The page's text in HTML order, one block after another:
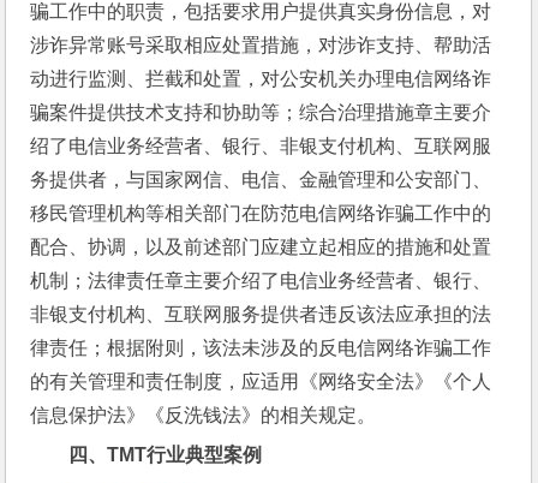
骗工作中的职责，包括要求用户提供真实身份信息，对
涉诈异常账号采取相应处置措施，对涉诈支持、帮助活
动进行监测、拦截和处置，对公安机关办理电信网络诈
骗案件提供技术支持和协助等；综合治理措施章主要介
绍了电信业务经营者、银行、非银支付机构、互联网服
务提供者，与国家网信、电信、金融管理和公安部门、
移民管理机构等相关部门在防范电信网络诈骗工作中的
配合、协调，以及前述部门应建立起相应的措施和处置
机制；法律责任章主要介绍了电信业务经营者、银行、
非银支付机构、互联网服务提供者违反该法应承担的法
律责任；根据附则，该法未涉及的反电信网络诈骗工作
的有关管理和责任制度，应适用《网络安全法》《个人
信息保护法》《反洗钱法》的相关规定。
四、TMT行业典型案例